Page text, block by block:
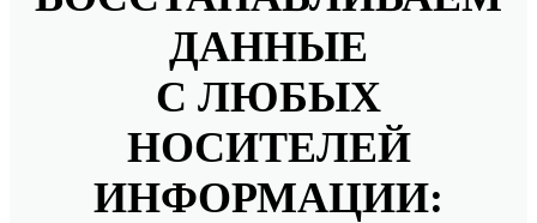
ДАННЫЕ
С ЛЮБЫХ
НОСИТЕЛЕЙ
ИНФОРМАЦИИ: